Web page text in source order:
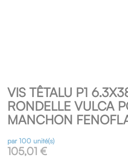
VIS TÊTALU P1
RONDELLE VULCA
MANCHON
par 100 unité(s)
105,01 €
to
the
beginning
of
images
gallery